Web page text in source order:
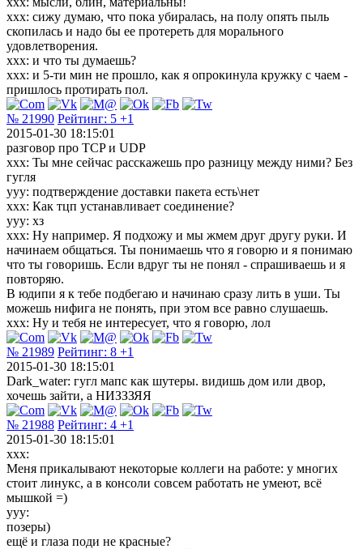
xxx: сижу думаю, что пока убиралась, на полу опять пыль
скопилась и надо бы ее протереть для морального
удовлетворения.
xxx: и что ты думаешь?
xxx: и 5-ти мин не прошло, как я опрокинула кружку с чаем -
пришлось протирать пол.
№ 21990 Рейтинг: 5 +1
2015-01-30 18:15:01
разговор про TCP и UDP
xxx: Ты мне сейчас расскажешь про разницу между ними? Без
гугля
yyy: подтверждение доставки пакета есть\нет
xxx: Как тцп устанавливает соединение?
yyy: хз
xxx: Ну например. Я подхожу и мы жмем друг другу руки. И
начинаем общаться. Ты понимаешь что я говорю и я понимаю
что ты говоришь. Если вдруг ты не понял - спрашиваешь и я
повторяю.
В юдипи я к тебе подбегаю и начинаю сразу лить в уши. Ты
можешь нифига не понять, при этом все равно слушаешь.
xxx: Ну и тебя не интересует, что я говорю, лол
№ 21989 Рейтинг: 8 +1
2015-01-30 18:15:01
Dark_water: гугл мапс как шутеры. видишь дом или двор,
хочешь зайти, а НИЗЗЗЯЯ
№ 21988 Рейтинг: 4 +1
2015-01-30 18:15:01
xxx:
Меня прикалывают некоторые коллеги на работе: у многих
стоит линукс, а в консоли совсем работать не умеют, всё
мышкой =)
yyy:
позеры)
ещё и глаза поди не красные?